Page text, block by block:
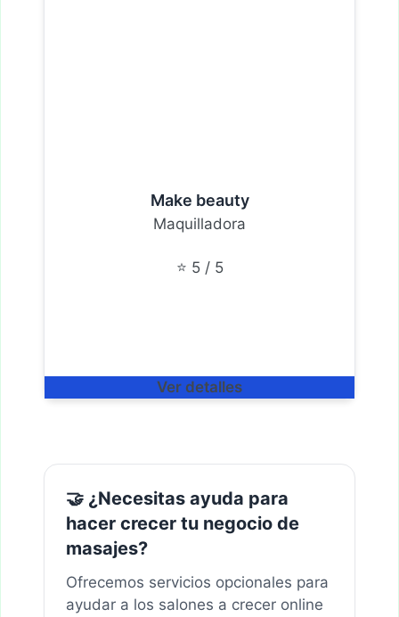
Make beauty
Maquilladora
⭐ 5 / 5
Ver detalles
🤝 ¿Necesitas ayuda para
hacer crecer tu negocio de
masajes?
Ofrecemos servicios opcionales para
ayudar a los salones a crecer online